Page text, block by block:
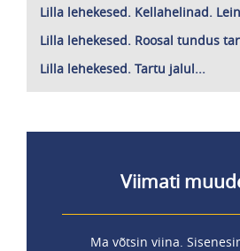
Lilla lehekesed. Kellahelinad.
Lilla lehekesed. Roosal tundus
Lilla lehekesed. Tartu jalul...
Viimati
Ma võtsin viina.